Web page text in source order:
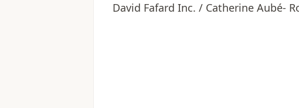
David Fafard Inc. / Catherine Aubé-